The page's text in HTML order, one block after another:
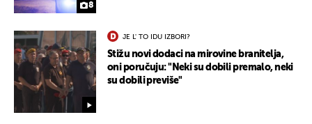
8
JE L' TO IDU IZBORI?
Stižu novi dodaci na mirovine branitelja,
oni poručuju: "Neki su dobili premalo, neki
su dobili previše"